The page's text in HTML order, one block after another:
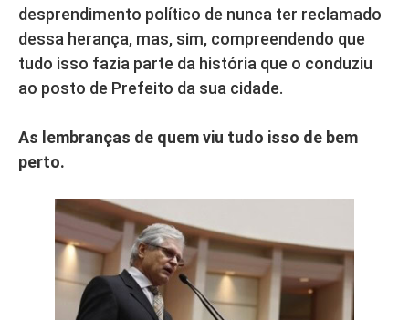
desprendimento político de nunca ter reclamado
dessa herança, mas, sim, compreendendo que
tudo isso fazia parte da história que o conduziu
ao posto de Prefeito da sua cidade.
As lembranças de quem viu tudo isso de bem
perto.